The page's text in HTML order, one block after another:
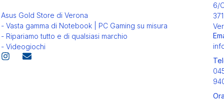
Asus Gold Store di Verona
- Vasta gamma di Notebook | PC Gaming su misura
- Ripariamo tutto e di qualsiasi marchio
- Videogiochi
6/